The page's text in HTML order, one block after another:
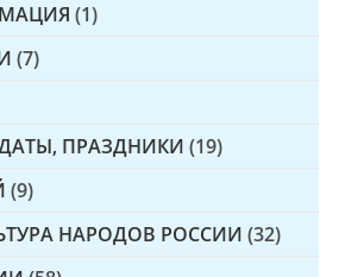
(1)
(7)
ПРАЗДНИКИ (19)
(9)
НАРОДОВ РОССИИ (32)